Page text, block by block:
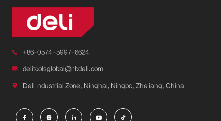
 +86-0574-5997-6624
 delitoolsglobal@nbdeli.com
 Deli Industrial Zone, Ninghai, Ningbo, Zhejiang, China
    